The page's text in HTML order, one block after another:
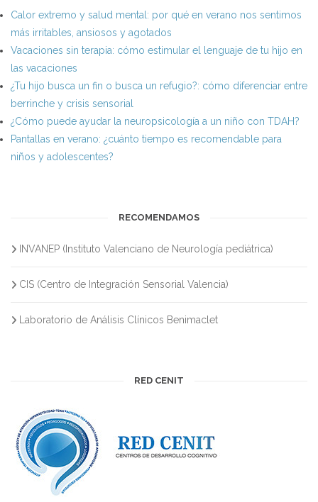
Calor extremo y salud mental: por qué en verano nos sentimos
más irritables, ansiosos y agotados
Vacaciones sin terapia: cómo estimular el lenguaje de tu hijo en
las vacaciones
¿Tu hijo busca un fin o busca un refugio?: cómo diferenciar entre
berrinche y crisis sensorial
¿Cómo puede ayudar la neuropsicología a un niño con TDAH?
Pantallas en verano: ¿cuánto tiempo es recomendable para
niños y adolescentes?
RECOMENDAMOS
INVANEP (Instituto Valenciano de Neurología pediátrica)
CIS (Centro de Integración Sensorial Valencia)
Laboratorio de Análisis Clínicos Benimaclet
RED CENIT